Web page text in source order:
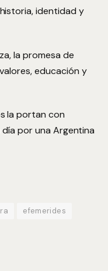
identidad y
la promesa de
educación y
la portan con
por una Argentina
efemerides